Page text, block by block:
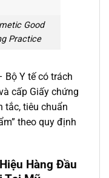
Good
Bộ Y tế có trách
cấp Giấy chứng
tắc, tiêu chuẩn
theo quy định
Hàng Đầu